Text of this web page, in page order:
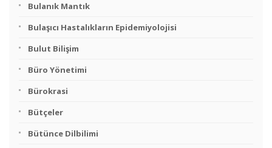
Bulanık Mantık
Bulaşıcı Hastalıkların Epidemiyolojisi
Bulut Bilişim
Büro Yönetimi
Bürokrasi
Bütçeler
Bütünce Dilbilimi